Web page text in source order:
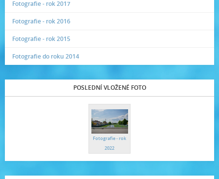
Fotografie - rok 2017
Fotografie - rok 2016
Fotografie - rok 2015
Fotografie do roku 2014
POSLEDNÍ VLOŽENÉ FOTO
Fotografie - rok
2022